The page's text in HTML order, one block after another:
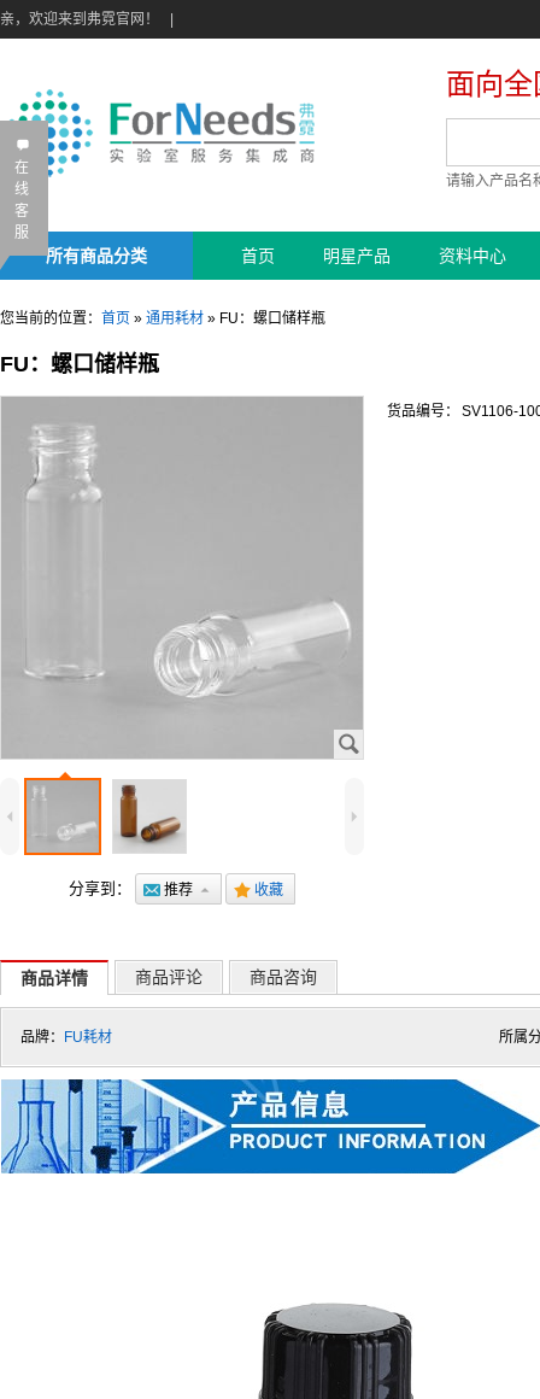
亲，欢迎来到弗霓官网！
面向
请输入产品名
所有商品分类 首页 明星产品 资料中心
您当前的位置： 首页 » 通用耗材 » FU：螺口储样瓶
FU：螺口储样瓶
J
4 5
分享到： @ 推荐 7 . 收藏
货品编号： SV1106-
商品详情 商品评论 商品咨询
品牌： FU耗材 所属
B
在
线
客
服